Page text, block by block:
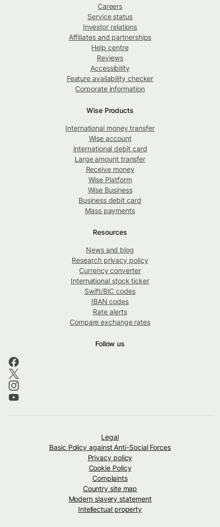
Careers
Service status
Investor relations
Affiliates and partnerships
Help centre
Reviews
Accessibility
Feature availability checker
Corporate information
Wise Products
International money transfer
Wise account
International debit card
Large amount transfer
Receive money
Wise Platform
Wise Business
Business debit card
Mass payments
Resources
News and blog
Research privacy policy
Currency converter
International stock ticker
Swift/BIC codes
IBAN codes
Rate alerts
Compare exchange rates
Follow us
Legal
Basic Policy against Anti-Social Forces
Privacy policy
Cookie Policy
Complaints
Country site map
Modern slavery statement
Intellectual property